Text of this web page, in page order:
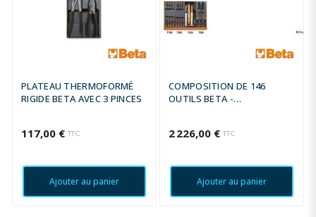
PLATEAU THERMOFORMÉ
RIGIDE BETA AVEC 3 PINCES
117,00 € TTC
Ajouter au panier
COMPOSITION DE 146
OUTILS BETA -
2 226,00 € TTC
Ajouter au panier